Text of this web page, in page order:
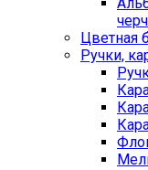
Цветная
Ручки,